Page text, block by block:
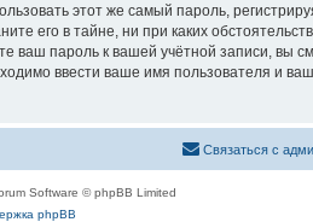
этот же самый пароль,
его в тайне, ни при каких
ваш пароль к вашей учётной записи, вы
ввести ваше имя пользователя и
Связаться с
Software © phpBB Limited
phpBB